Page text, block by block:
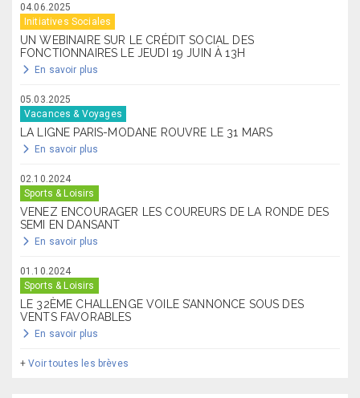
04.06.2025
Initiatives Sociales
UN WEBINAIRE SUR LE CRÉDIT SOCIAL DES
FONCTIONNAIRES LE JEUDI 19 JUIN À 13H
En savoir plus
05.03.2025
Vacances & Voyages
LA LIGNE PARIS-MODANE ROUVRE LE 31 MARS
En savoir plus
02.10.2024
Sports & Loisirs
VENEZ ENCOURAGER LES COUREURS DE LA RONDE DES
SEMI EN DANSANT
En savoir plus
01.10.2024
Sports & Loisirs
LE 32ÈME CHALLENGE VOILE S’ANNONCE SOUS DES
VENTS FAVORABLES
En savoir plus
+Voir toutes les brèves